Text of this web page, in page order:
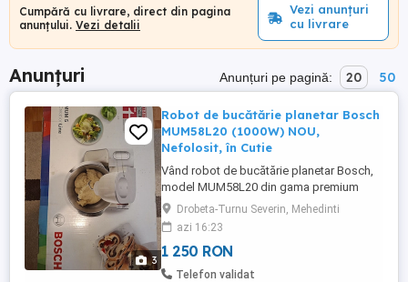
Cumpără cu livrare, direct din pagina
anunțului. Vezi detalii
Vezi anunțuri
cu livrare
Anunțuri Anunțuri pe pagină: 20 50
3
Robot de bucătărie planetar Bosch
MUM58L20 (1000W) NOU,
Nefolosit, în Cutie
Vând robot de bucătărie planetar Bosch,
model MUM58L20 din gama premium
MUM 5 (CreationLine), Serie 4. Aparatul
este COMPLET NOU, NEFOLOSIT și
NEATINS, fiind păstrat în ambalajul
original, cu toate foliile de protecție,
polistirenul din fabrică și manualele de
Drobeta-Turnu Severin, Mehedinti
azi 16:23
1 250 RON
Telefon validat